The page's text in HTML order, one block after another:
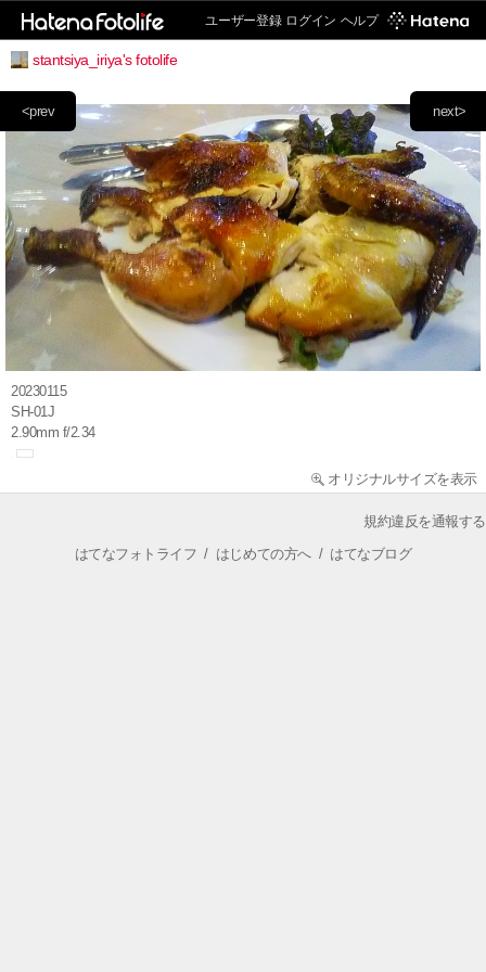
ユーザー登録 ログイン ヘルプ
stantsiya_iriya's fotolife
next>
<prev
20230115
SH-01J
2.90mm f/2.34
オリジナルサイズを表示
規約違反を通報する
はてなフォトライフ / はじめての方へ/ はてなブログ